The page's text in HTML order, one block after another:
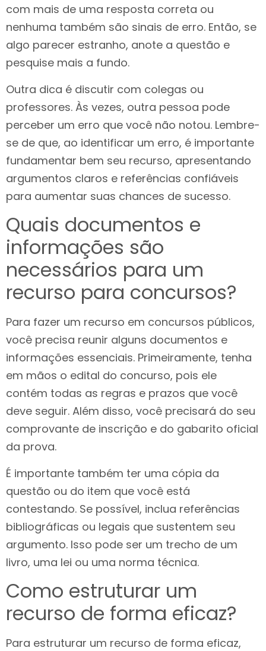
com mais de uma resposta correta ou
nenhuma também são sinais de erro. Então, se
algo parecer estranho, anote a questão e
pesquise mais a fundo.
Outra dica é discutir com colegas ou
professores. Às vezes, outra pessoa pode
perceber um erro que você não notou. Lembre-
se de que, ao identificar um erro, é importante
fundamentar bem seu recurso, apresentando
argumentos claros e referências confiáveis
para aumentar suas chances de sucesso.
Quais documentos e
informações são
necessários para um
recurso para concursos?
Para fazer um recurso em concursos públicos,
você precisa reunir alguns documentos e
informações essenciais. Primeiramente, tenha
em mãos o edital do concurso, pois ele
contém todas as regras e prazos que você
deve seguir. Além disso, você precisará do seu
comprovante de inscrição e do gabarito oficial
da prova.
É importante também ter uma cópia da
questão ou do item que você está
contestando. Se possível, inclua referências
bibliográficas ou legais que sustentem seu
argumento. Isso pode ser um trecho de um
livro, uma lei ou uma norma técnica.
Como estruturar um
recurso de forma eficaz?
Para estruturar um recurso de forma eficaz,